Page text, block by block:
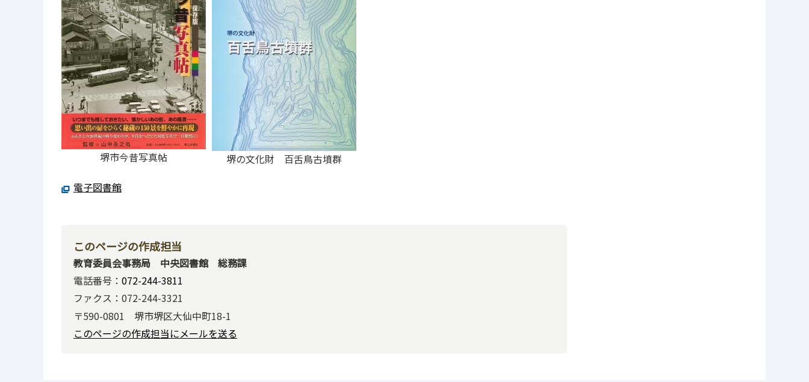
堺市今昔写真帖
堺の文化財 百舌鳥古墳群
電子図書館
このページの作成担当
教育委員会事務局 中央図書館 総務課
電話番号： 072-244-3811
ファクス：072-244-3321
〒590-0801 堺市堺区大仙中町18-1
このページの作成担当にメールを送る